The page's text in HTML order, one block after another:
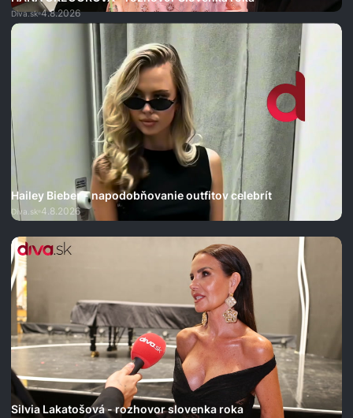
Diva.sk 4.8.2026
Hailey Bieber - napodobňovanie outfitov celebrít
Diva.sk 4.8.2026
Silvia Lakatošová - rozhovor slovenka roka